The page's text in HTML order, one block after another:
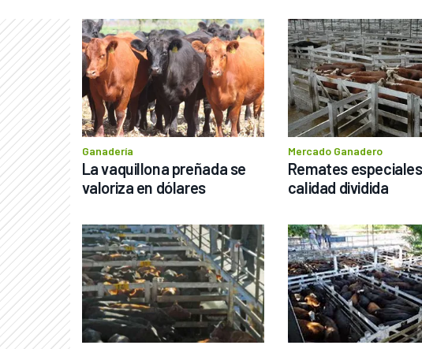
Ganadería
La vaquillona preñada se
valoriza en dólares
Mercado Ganadero
Remates
calidad dividida